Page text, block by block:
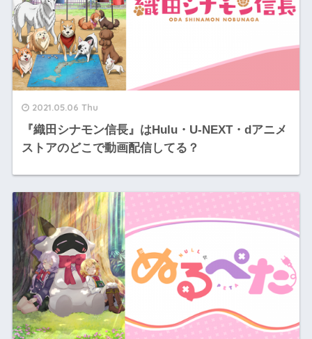
2021.05.06 Thu
『織田シナモン信長』はHulu・U-NEXT・dアニメ
ストアのどこで動画配信してる？